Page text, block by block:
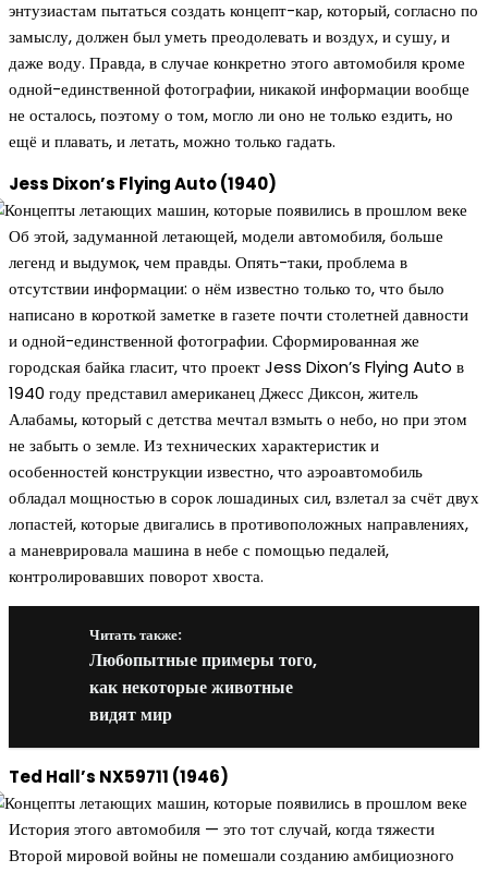
энтузиастам пытаться создать концепт-кар, который, согласно по
замыслу, должен был уметь преодолевать и воздух, и сушу, и
даже воду. Правда, в случае конкретно этого автомобиля кроме
одной-единственной фотографии, никакой информации вообще
не осталось, поэтому о том, могло ли оно не только ездить, но
ещё и плавать, и летать, можно только гадать.
Jess Dixon’s Flying Auto (1940)
Об этой, задуманной летающей, модели автомобиля, больше
легенд и выдумок, чем правды. Опять-таки, проблема в
отсутствии информации: о нём известно только то, что было
написано в короткой заметке в газете почти столетней давности
и одной-единственной фотографии. Сформированная же
городская байка гласит, что проект Jess Dixon’s Flying Auto в
1940 году представил американец Джесс Диксон, житель
Алабамы, который с детства мечтал взмыть о небо, но при этом
не забыть о земле. Из технических характеристик и
особенностей конструкции известно, что аэроавтомобиль
обладал мощностью в сорок лошадиных сил, взлетал за счёт двух
лопастей, которые двигались в противоположных направлениях,
а маневрировала машина в небе с помощью педалей,
контролировавших поворот хвоста.
Читать также:
Любопытные примеры того,
как некоторые животные
видят мир
Ted Hall’s NX59711 (1946)
История этого автомобиля — это тот случай, когда тяжести
Второй мировой войны не помешали созданию амбициозного